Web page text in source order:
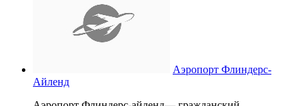
Аэропорт Флиндерс-
Айленд